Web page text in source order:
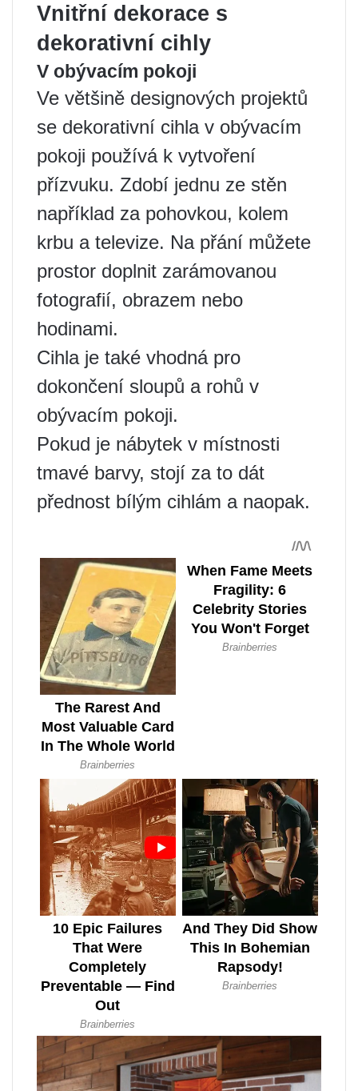
Vnitřní dekorace s
dekorativní cihly
V obývacím pokoji
Ve většině designových projektů
se dekorativní cihla v obývacím
pokoji používá k vytvoření
přízvuku. Zdobí jednu ze stěn
například za pohovkou, kolem
krbu a televize. Na přání můžete
prostor doplnit zarámovanou
fotografií, obrazem nebo
hodinami.
Cihla je také vhodná pro
dokončení sloupů a rohů v
obývacím pokoji.
Pokud je nábytek v místnosti
tmavé barvy, stojí za to dát
přednost bílým cihlám a naopak.